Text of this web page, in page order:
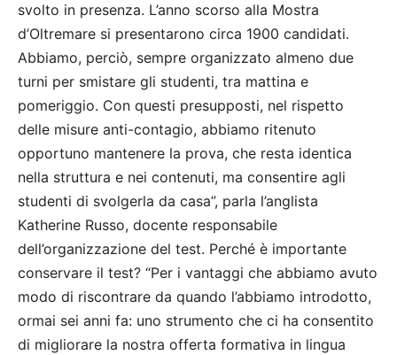
svolto in presenza. L’anno scorso alla Mostra
d’Oltremare si presentarono circa 1900 candidati.
Abbiamo, perciò, sempre organizzato almeno due
turni per smistare gli studenti, tra mattina e
pomeriggio. Con questi presupposti, nel rispetto
delle misure anti-contagio, abbiamo ritenuto
opportuno mantenere la prova, che resta identica
nella struttura e nei contenuti, ma consentire agli
studenti di svolgerla da casa”, parla l’anglista
Katherine Russo, docente responsabile
dell’organizzazione del test. Perché è importante
conservare il test? “Per i vantaggi che abbiamo avuto
modo di riscontrare da quando l’abbiamo introdotto,
ormai sei anni fa: uno strumento che ci ha consentito
di migliorare la nostra offerta formativa in lingua